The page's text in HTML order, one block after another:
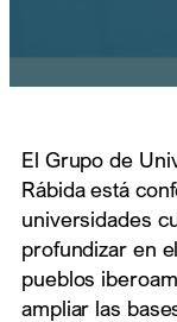
El Grupo de
Rábida está
universidades
profundizar en
pueblos
ampliar las